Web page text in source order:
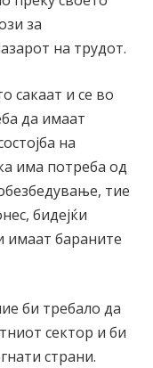
за
на трудот.
сакаат и се во
да имаат
на
има потреба од
тие
бидејќи
имаат бараните
би требало да
сектор и би
страни.